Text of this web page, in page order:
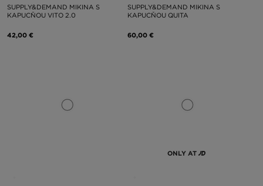
SUPPLY&DEMAND MIKINA S
KAPUCŇOU VITO 2.0
42,00 €
SUPPLY&DEMAND MIKINA S
KAPUCŇOU QUITA
60,00 €
ONLY AT